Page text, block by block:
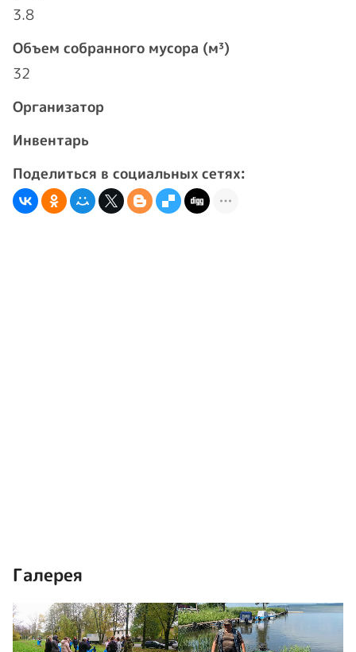
3.8
Объем собранного мусора (м³)
32
Организатор
Инвентарь
Поделиться в социальных сетях:
Галерея